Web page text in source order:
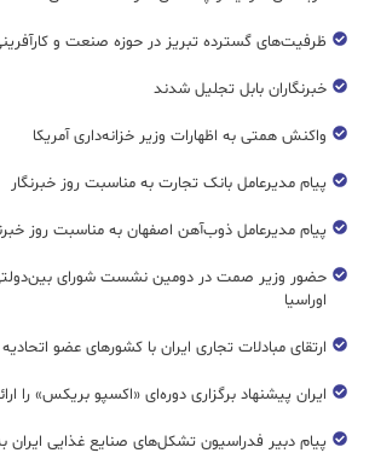
ظرفیت‌های گسترده‌ تبریز در حوزه صنعت و
خبرنگاران بابل تجلیل شدند
واکنش همتی به اظهارات وزیر خزانه‌داری آمریکا
پیام مدیرعامل بانک تجارت به مناسبت روز خبرنگار
پیام مدیرعامل ذوب‌آهن اصفهان به مناسبت روز
حضور وزیر صمت در دومین نشست شورای
اوراسیا
ارتقای مبادلات تجاری ایران با کشورهای عضو
ایران پیشنهاد برگزاری دوره‌ای «اکسپو بریکس» را
پیام دبیر فدراسیون تشکل‌های صنایع غذایی ایران